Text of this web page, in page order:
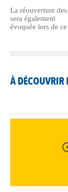
La réouverture
sera également
évoquée lors de
À DÉCOUVRIR